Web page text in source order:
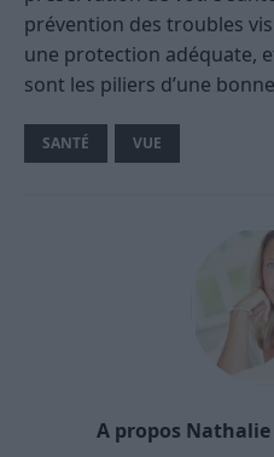
prévention des troubles
une protection adéquate,
sont les piliers d’une
SANTÉ VUE
A propos Nathalie